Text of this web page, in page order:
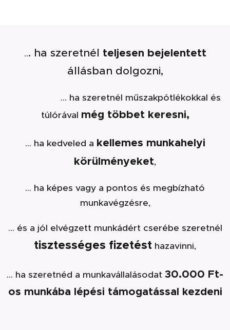
... ha szeretnél teljesen bejelentett
állásban dolgozni,
... ha szeretnél műszakpótlékokkal és
túlórával még többet keresni,
... ha kedveled a kellemes munkahelyi
körülményeket,
... ha képes vagy a pontos és megbízható
munkavégzésre,
... és a jól elvégzett munkádért cserébe szeretnél
tisztességes fizetést hazavinni,
... ha szeretnéd a munkavállalásodat 30.000 Ft-
os munkába lépési támogatással kezdeni